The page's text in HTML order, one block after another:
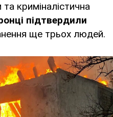
криміналістична
підтвердили
ще трьох людей.